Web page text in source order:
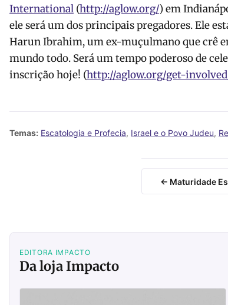
International (http://aglow.org/) em
ele será um dos principais pregadores. Ele
Harun Ibrahim, um ex-muçulmano que crê
mundo todo. Será um tempo poderoso de
inscrição hoje! (http://aglow.org/get-
Temas: Escatologia e Profecia, Israel e o Povo Judeu,
← Maturidade
EDITORA IMPACTO
Da loja Impacto